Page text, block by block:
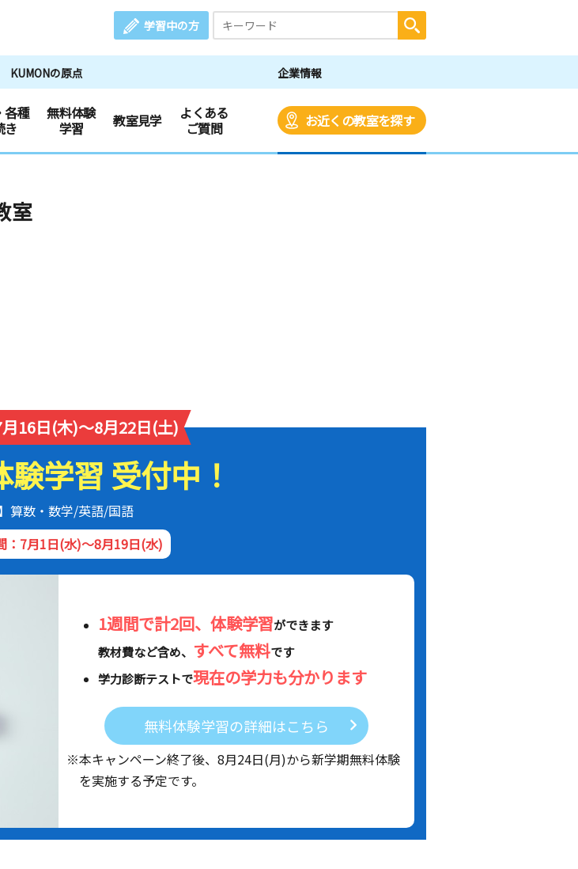
学習中の方
KUMONの原点 企業情報
各種
き
無料体験
学習
教室見学
よくある
ご質問
お近くの教室を探す
室
16日(木)～8月22日(土)
学習 受付中！
】算数・数学/英語/国語
：7月1日(水)～8月19日(水)
1週間で計2回、体験学習ができます
教材費など含め、 すべて無料です
学力診断テストで現在の学力も分かります
無料体験学習の詳細はこちら
※本キャンペーン終了後、 8月24日(月)から新学期無料体験
を実施する予定です。